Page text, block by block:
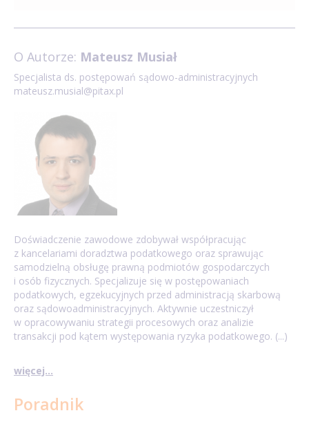
O Autorze: Mateusz Musiał
Specjalista ds. postępowań sądowo-administracyjnych
mateusz.musial@pitax.pl
Doświadczenie zawodowe zdobywał współpracując
z kancelariami doradztwa podatkowego oraz sprawując
samodzielną obsługę prawną podmiotów gospodarczych
i osób fizycznych. Specjalizuje się w postępowaniach
podatkowych, egzekucyjnych przed administracją skarbową
oraz sądowoadministracyjnych. Aktywnie uczestniczył
w opracowywaniu strategii procesowych oraz analizie
transakcji pod kątem występowania ryzyka podatkowego. (...)
więcej...
Poradnik